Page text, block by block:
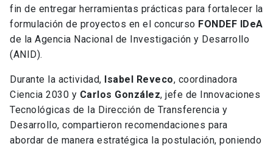
fin de entregar herramientas prácticas para fortalecer la
formulación de proyectos en el concurso FONDEF IDeA
de la Agencia Nacional de Investigación y Desarrollo
(ANID).
Durante la actividad, Isabel Reveco, coordinadora
Ciencia 2030 y Carlos González, jefe de Innovaciones
Tecnológicas de la Dirección de Transferencia y
Desarrollo, compartieron recomendaciones para
abordar de manera estratégica la postulación, poniendo